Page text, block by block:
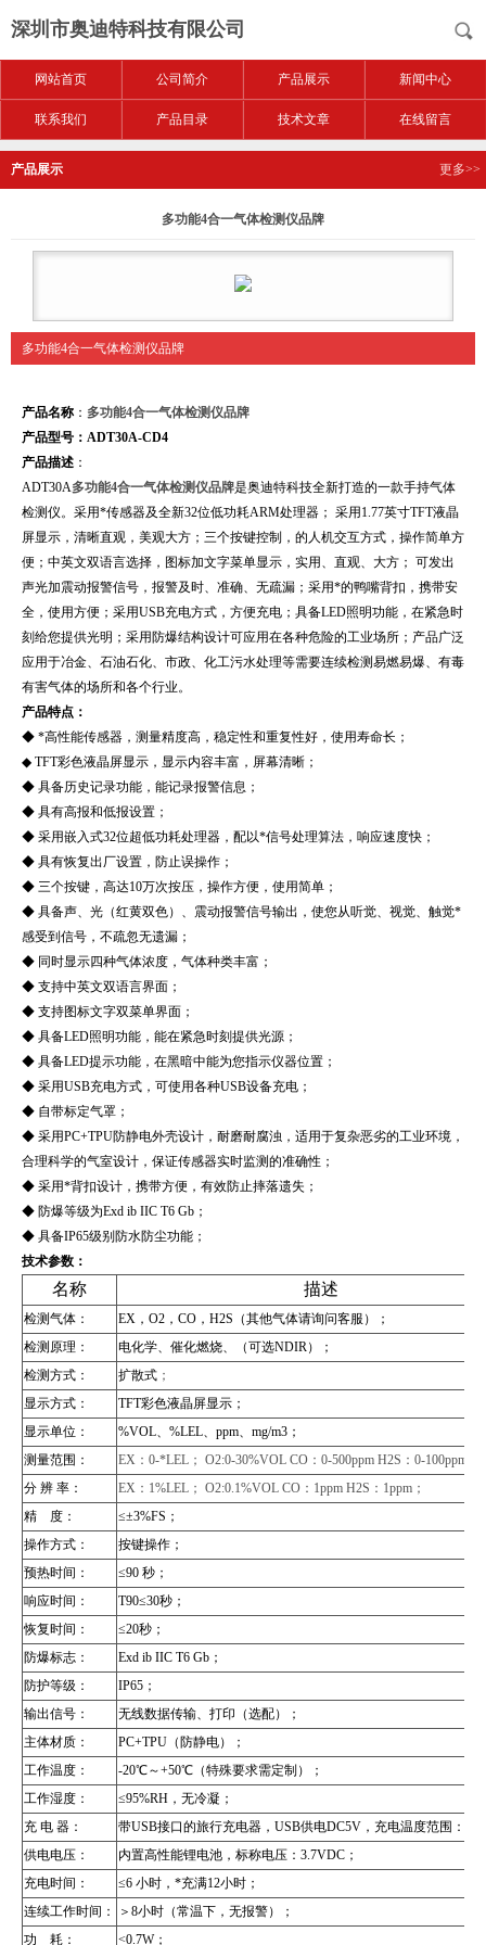
深圳市奥迪特科技有限公司
网站首页 公司简介 产品展示 新闻中心
联系我们 产品目录 技术文章 在线留言
产品展示 更多>>
多功能4合一气体检测仪品牌
多功能4合一气体检测仪品牌
产品名称 ： 多功能4合一气体检测仪品牌
产品型号：ADT30A-CD4
产品描述 ：
ADT30A多功能4合一气体检测仪品牌是奥迪特科技全新打造的一款手持气体
检测仪。采用*传感器及全新32位低功耗ARM处理器； 采用1.77英寸TFT液晶
屏显示，清晰直观，美观大方；三个按键控制，的人机交互方式，操作简单方
便；中英文双语言选择，图标加文字菜单显示，实用、直观、大方； 可发出
声光加震动报警信号，报警及时、准确、无疏漏；采用*的鸭嘴背扣，携带安
全，使用方便；采用USB充电方式，方便充电；具备LED照明功能，在紧急时
刻给您提供光明；采用防爆结构设计可应用在各种危险的工业场所；产品广泛
应用于冶金、石油石化、市政、化工污水处理等需要连续检测易燃易爆、有毒
有害气体的场所和各个行业。
产品特点：
◆ *高性能传感器，测量精度高，稳定性和重复性好，使用寿命长；
◆ TFT彩色液晶屏显示，显示内容丰富，屏幕清晰；
◆ 具备历史记录功能，能记录报警信息；
◆ 具有高报和低报设置；
◆ 采用嵌入式32位超低功耗处理器，配以*信号处理算法，响应速度快；
◆ 具有恢复出厂设置，防止误操作；
◆ 三个按键，高达10万次按压，操作方便，使用简单；
◆ 具备声、光（红黄双色）、震动报警信号输出，使您从听觉、视觉、触觉*
感受到信号，不疏忽无遗漏；
◆ 同时显示四种气体浓度，气体种类丰富；
◆ 支持中英文双语言界面；
◆ 支持图标文字双菜单界面；
◆ 具备LED照明功能，能在紧急时刻提供光源；
◆ 具备LED提示功能，在黑暗中能为您指示仪器位置；
◆ 采用USB充电方式，可使用各种USB设备充电；
◆ 自带标定气罩；
◆ 采用PC+TPU防静电外壳设计，耐磨耐腐浊，适用于复杂恶劣的工业环境，
合理科学的气室设计，保证传感器实时监测的准确性；
◆ 采用*背扣设计，携带方便，有效防止摔落遗失；
◆ 防爆等级为Exd ib IIC T6 Gb；
◆ 具备IP65级别防水防尘功能；
技术参数：
名称 描述
检测气体：
EX，O2，CO，H2S（其他气体请询问客服）；
检测原理：
电化学、催化燃烧、（可选NDIR）；
检测方式：
扩散式 ；
显示方式：
TFT彩色液晶屏显示；
显示单位：
%VOL、%LEL、ppm、mg/m3；
测量范围：
EX：0-*LEL； O2:0-30%VOL CO：0-500ppm H2S：0-100ppm；
分 辨 率：
EX：1%LEL； O2:0.1%VOL CO：1ppm H2S：1ppm；
精 度：
≤±3%FS；
操作方式：
按键操作；
预热时间：
≤90 秒；
响应时间：
T90≤30秒；
恢复时间：
≤20秒；
防爆标志：
Exd ib IIC T6 Gb ；
防护等级：
IP65；
输出信号：
无线数据传输、打印（选配）；
主体材质：
PC+TPU（防静电）；
工作温度：
-20℃～+50℃（特殊要求需定制）；
工作湿度：
≤95%RH，无冷凝；
充 电 器：
带USB接口的旅行充电器，USB供电DC5V，充电温度范围：0
供电电压：
内置高性能锂电池，标称电压：3.7VDC；
充电时间：
≤6 小时，*充满12小时；
连续工作时间：
＞8小时（常温下，无报警）；
功 耗：
<0.7W；